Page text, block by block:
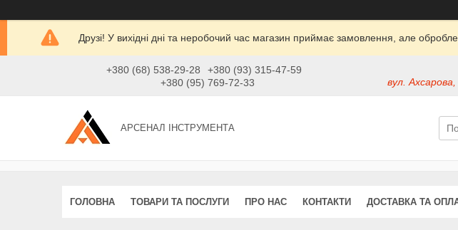
Друзі! У вихідні дні та неробочий час магазин приймає замовлення, але
+380 (68) 538-29-28
+380 (93) 315-47-59
+380 (95) 769-72-33
вул.
АРСЕНАЛ ІНСТРУМЕНТА
ГОЛОВНА ТОВАРИ ТА ПОСЛУГИ ПРО НАС КОНТАКТИ ДОСТАВКА ТА